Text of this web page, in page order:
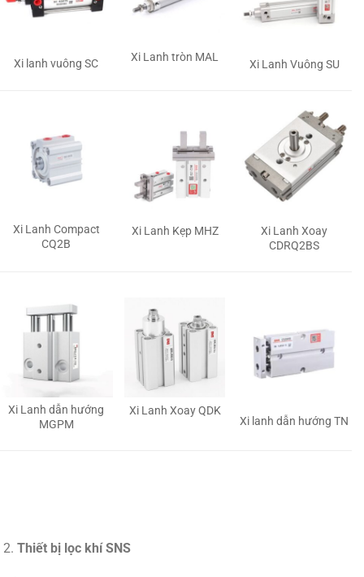
Xi lanh vuông SC Xi Lanh tròn MAL
Xi Lanh Vuông SU
Xi Lanh Compact
CQ2B
Xi Lanh Kẹp MHZ
Xi Lanh Xoay
CDRQ2BS
Xi Lanh dẫn hướng
MGPM
Xi Lanh Xoay QDK
Xi lanh dẫn hướng TN
Thiết bị lọc khí SNS